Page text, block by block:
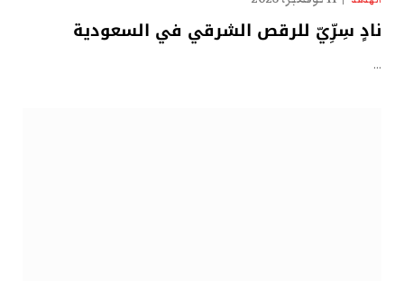
نادٍ سِرِّيّ للرقص الشرقي في السعودية
…